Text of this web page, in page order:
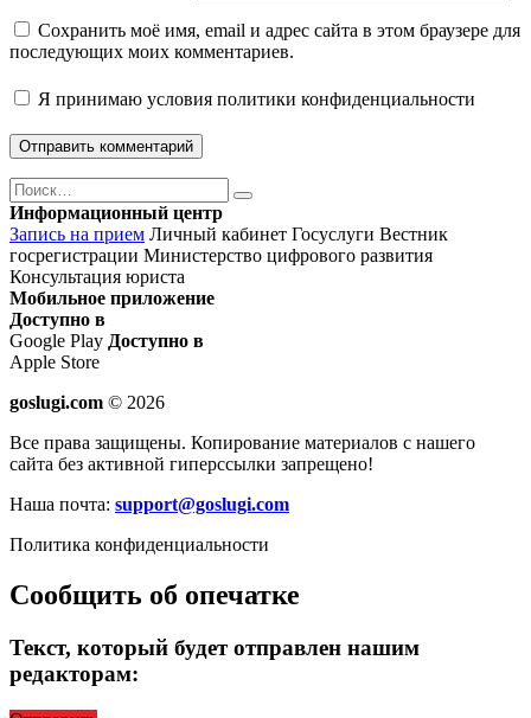
Сохранить моё имя, email и адрес сайта в этом браузере для
последующих моих комментариев.
Я принимаю условия политики конфиденциальности
Поиск
Найти
Информационный центр
Запись на прием Личный кабинет Госуслуги Вестник
госрегистрации Министерство цифрового развития
Консультация юриста
Мобильное приложение
Доступно в
Google Play Доступно в
Apple Store
goslugi.com © 2026
Все права защищены. Копирование материалов с нашего
сайта без активной гиперссылки запрещено!
Наша почта: support@goslugi.com
Политика конфиденциальности
Сообщить об опечатке
Текст, который будет отправлен нашим
редакторам: